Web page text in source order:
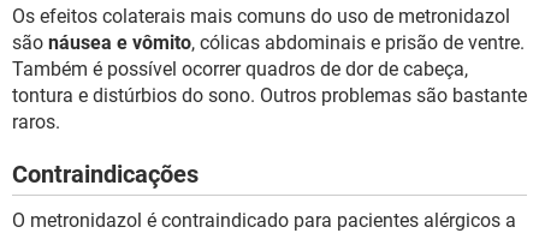
Os efeitos colaterais mais comuns do uso de metronidazol
são náusea e vômito, cólicas abdominais e prisão de ventre.
Também é possível ocorrer quadros de dor de cabeça,
tontura e distúrbios do sono. Outros problemas são bastante
raros.
Contraindicações
O metronidazol é contraindicado para pacientes alérgicos a